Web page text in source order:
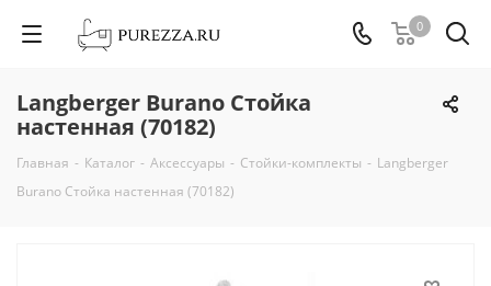
0
Langberger Burano Стойка
настенная (70182)
Главная - Каталог - Аксессуары - Стойки-комплекты - Langberger
Burano Стойка настенная (70182)